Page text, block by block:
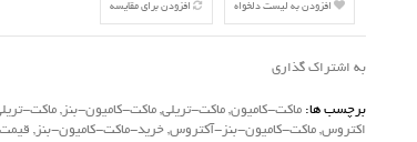
افزودن به لیست دلخواه افزودن برای مقایسه
به اشتراک گذاری
برچسب ها: ماکت-کامیون,ماکت-تریلی,ماکت-کامیون-بنز,ماکت-
اکتروس,ماکت-کامیون-بنز-آکتروس,خرید-ماکت-کامیون-بنز,